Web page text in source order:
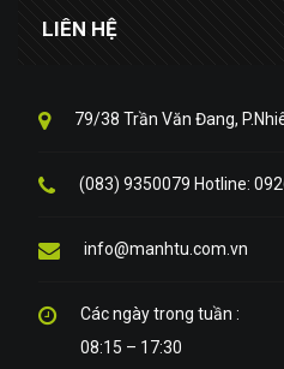
LIÊN HỆ
79/38 Trần Văn Đang,
(083) 9350079 Hotline:
info@manhtu.com.vn
Các ngày trong tuần :
08:15 – 17:30